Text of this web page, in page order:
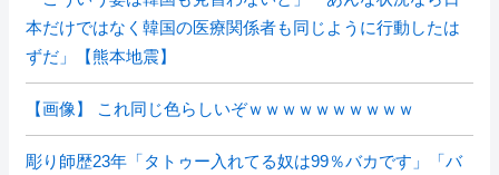
本だけではなく韓国の医療関係者も同じように行動したは
ずだ」【熊本地震】
【画像】 これ同じ色らしいぞｗｗｗｗｗｗｗｗｗｗ
彫り師歴23年「タトゥー入れてる奴は99％バカです」「バ